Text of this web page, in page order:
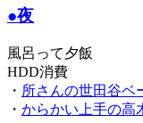
●夜
風呂って夕飯
HDD消費
・ 所さんの世田谷ベ
・ からかい上手の高